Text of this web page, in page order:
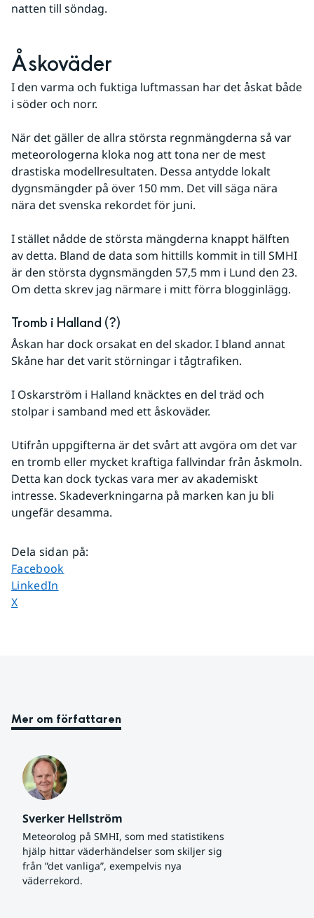
natten till söndag.
Åskoväder
I den varma och fuktiga luftmassan har det åskat både
i söder och norr.
När det gäller de allra största regnmängderna så var
meteorologerna kloka nog att tona ner de mest
drastiska modellresultaten. Dessa antydde lokalt
dygnsmängder på över 150 mm. Det vill säga nära
nära det svenska rekordet för juni.
I stället nådde de största mängderna knappt hälften
av detta. Bland de data som hittills kommit in till SMHI
är den största dygnsmängden 57,5 mm i Lund den 23.
Om detta skrev jag närmare i mitt förra blogginlägg.
Tromb i Halland (?)
Åskan har dock orsakat en del skador. I bland annat
Skåne har det varit störningar i tågtrafiken.
I Oskarström i Halland knäcktes en del träd och
stolpar i samband med ett åskoväder.
Utifrån uppgifterna är det svårt att avgöra om det var
en tromb eller mycket kraftiga fallvindar från åskmoln.
Detta kan dock tyckas vara mer av akademiskt
intresse. Skadeverkningarna på marken kan ju bli
ungefär desamma.
Dela sidan på:
Dela sidan på
Facebook
Dela sidan på
LinkedIn
Dela sidan på
X
Mer om författaren
Sverker Hellström
Meteorolog på SMHI, som med statistikens
hjälp hittar väderhändelser som skiljer sig
från ”det vanliga”, exempelvis nya
väderrekord.